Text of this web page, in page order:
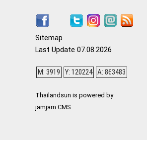
Sitemap
Last Update 07.08.2026
M: 3919 Y: 120224 A: 863483
Thailandsun is powered by
jamjam CMS